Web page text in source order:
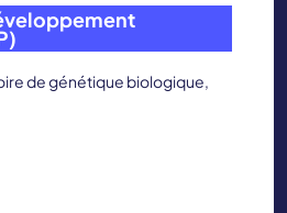
de génétique biologique,